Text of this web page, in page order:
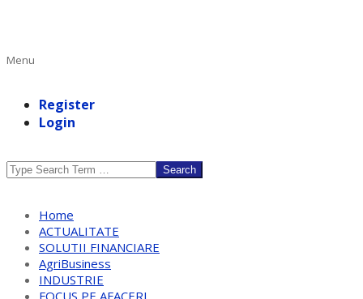
Primary
Menu
Register
Login
Search
Home
ACTUALITATE
SOLUTII FINANCIARE
AgriBusiness
INDUSTRIE
FOCUS PE AFACERI